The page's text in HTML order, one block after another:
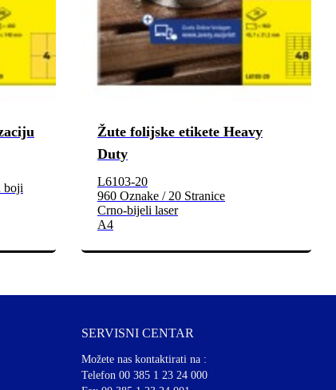
boji
Žute folijske etikete Heavy
Duty
L6103-20
960 Oznake / 20 Stranice
Crno-bijeli laser
A4
SERVISNI CENTAR
Možete nas kontaktirati na :
Telefon 00 385 1 23 24 000